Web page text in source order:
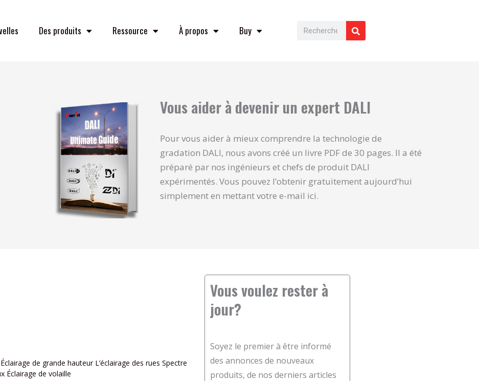
Des produits Ressource À propos Buy Rechercher
Vous aider à devenir un expert DALI
Pour vous aider à mieux comprendre la technologie de
gradation DALI, nous avons créé un livre PDF de 30 pages. Il a été
préparé par nos ingénieurs et chefs de produit DALI
expérimentés. Vous pouvez l’obtenir gratuitement aujourd’hui
simplement en mettant votre e-mail ici.
de grande hauteur L’éclairage des rues Spectre
Éclairage de volaille
Vous voulez rester à
jour?
Soyez le premier à être informé
des annonces de nouveaux
produits, de nos derniers articles